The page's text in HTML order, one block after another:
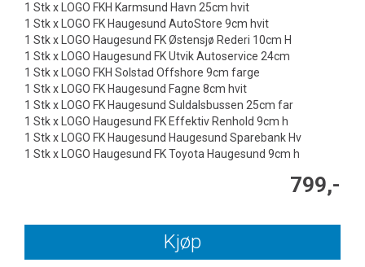
1 Stk x LOGO FKH Karmsund Havn 25cm hvit
1 Stk x LOGO FK Haugesund AutoStore 9cm hvit
1 Stk x LOGO Haugesund FK Østensjø Rederi 10cm H
1 Stk x LOGO Haugesund FK Utvik Autoservice 24cm
1 Stk x LOGO FKH Solstad Offshore 9cm farge
1 Stk x LOGO FK Haugesund Fagne 8cm hvit
1 Stk x LOGO FK Haugesund Suldalsbussen 25cm far
1 Stk x LOGO Haugesund FK Effektiv Renhold 9cm h
1 Stk x LOGO FK Haugesund Haugesund Sparebank Hv
1 Stk x LOGO Haugesund FK Toyota Haugesund 9cm h
799,-
Kjøp